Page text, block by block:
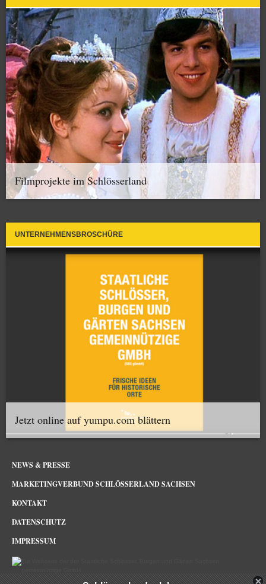
Filmprojekte im Schlösserland
UNTERNEHMENSBROSCHÜRE
Jetzt online auf yumpu.com blättern
NEWS & PRESSE
MARKETINGVERBUND SCHLÖSSERLAND SACHSEN
KONTAKT
DATENSCHUTZ
IMPRESSUM